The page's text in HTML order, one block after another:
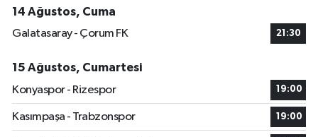
14 Ağustos, Cuma
Galatasaray - Çorum FK
21:30
15 Ağustos, Cumartesi
Konyaspor - Rizespor
19:00
Kasımpaşa - Trabzonspor 19:00